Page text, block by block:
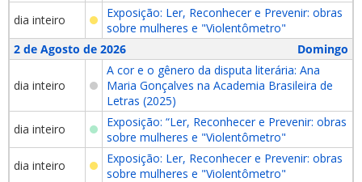
dia inteiro
Exposição: Ler, Reconhecer e Prevenir: obras
sobre mulheres e "Violentômetro"
2 de Agosto de 2026
Domingo
dia inteiro
A cor e o gênero da disputa literária: Ana
Maria Gonçalves na Academia Brasileira de
Letras (2025)
dia inteiro
Exposição: “Ler, Reconhecer e Prevenir: obras
sobre mulheres e "Violentômetro"
dia inteiro
Exposição: Ler, Reconhecer e Prevenir: obras
sobre mulheres e "Violentômetro"